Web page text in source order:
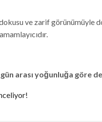
ve zarif görünümüyle
arası yoğunluğa göre